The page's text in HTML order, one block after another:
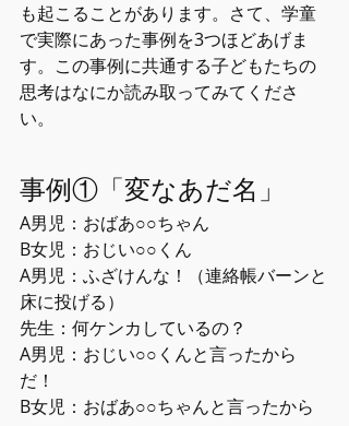
も起こることがあります。さて、学童
で実際にあった事例を3つほどあげま
す。この事例に共通する子どもたちの
思考はなにか読み取ってみてくださ
い。
事例①「変なあだ名」
A男児：おばあ○○ちゃん
B女児：おじい○○くん
A男児：ふざけんな！（連絡帳バーンと
床に投げる）
先生：何ケンカしているの？
A男児：おじい○○くんと言ったから
だ！
B女児：おばあ○○ちゃんと言ったから